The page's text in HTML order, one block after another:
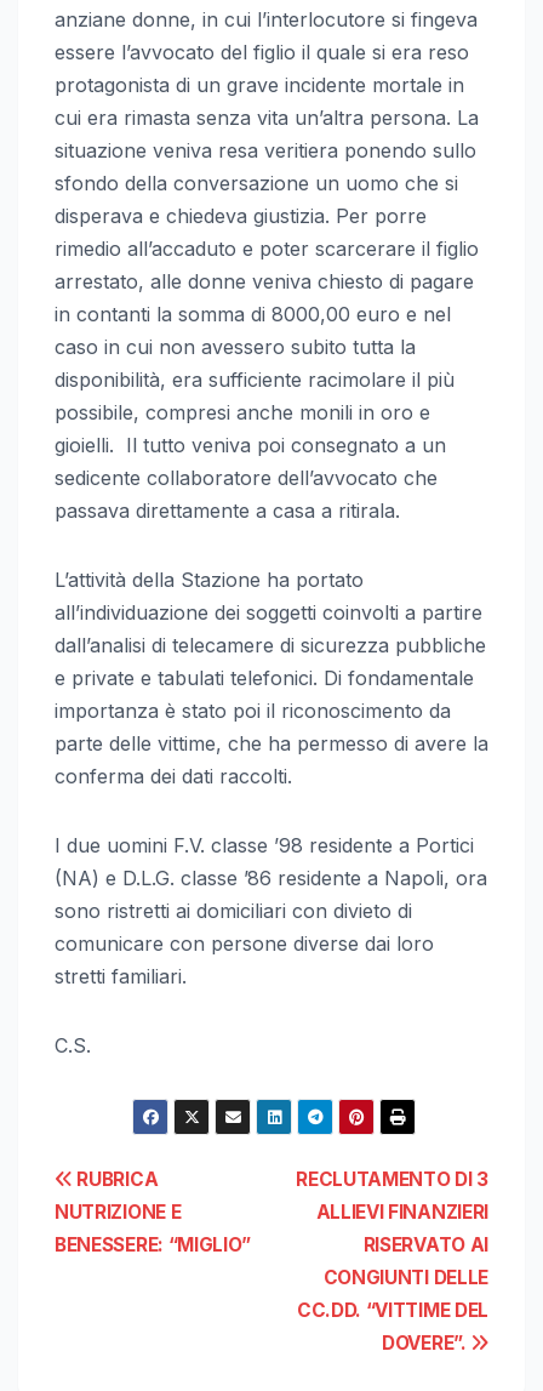
anziane donne, in cui l’interlocutore si fingeva
essere l’avvocato del figlio il quale si era reso
protagonista di un grave incidente mortale in
cui era rimasta senza vita un’altra persona. La
situazione veniva resa veritiera ponendo sullo
sfondo della conversazione un uomo che si
disperava e chiedeva giustizia. Per porre
rimedio all’accaduto e poter scarcerare il figlio
arrestato, alle donne veniva chiesto di pagare
in contanti la somma di 8000,00 euro e nel
caso in cui non avessero subito tutta la
disponibilità, era sufficiente racimolare il più
possibile, compresi anche monili in oro e
gioielli. Il tutto veniva poi consegnato a un
sedicente collaboratore dell’avvocato che
passava direttamente a casa a ritirala.
L’attività della Stazione ha portato
all’individuazione dei soggetti coinvolti a partire
dall’analisi di telecamere di sicurezza pubbliche
e private e tabulati telefonici. Di fondamentale
importanza è stato poi il riconoscimento da
parte delle vittime, che ha permesso di avere la
conferma dei dati raccolti.
I due uomini F.V. classe ’98 residente a Portici
(NA) e D.L.G. classe ’86 residente a Napoli, ora
sono ristretti ai domiciliari con divieto di
comunicare con persone diverse dai loro
stretti familiari.
C.S.
Navigazione
articoli
RECLUTAMENTO DI 3
ALLIEVI FINANZIERI
RISERVATO AI
CONGIUNTI DELLE
CC.DD. “VITTIME DEL
DOVERE”.
RUBRICA
NUTRIZIONE E
BENESSERE: “MIGLIO”